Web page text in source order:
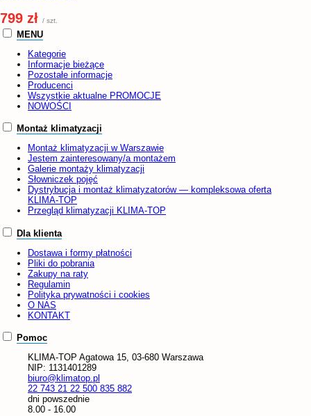
799 zł / szt.
MENU
Kategorie
Informacje bieżące
Pozostałe informacje
Producenci
Wszystkie aktualne PROMOCJE
NOWOŚCI
Montaż klimatyzacji
Montaż klimatyzacji w Warszawie
Jestem zainteresowany/a montażem
Galerie montaży klimatyzacji
Słowniczek pojęć
Dystrybucja i montaż klimatyzatorów — kompleksowa oferta
KLIMA-TOP
Przegląd klimatyzacji KLIMA-TOP
Dla klienta
Dostawa i formy płatności
Pliki do pobrania
Zakupy na raty
Regulamin
Polityka prywatności i cookies
O NAS
KONTAKT
Pomoc
KLIMA-TOP Agatowa 15, 03-680 Warszawa
NIP: 1131401289
biuro@klimatop.pl
22 743 21 22 500 835 882
dni powszednie
8.00 - 16.00